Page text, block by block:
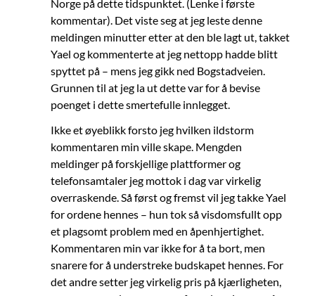
Norge på dette tidspunktet. (Lenke i første
kommentar). Det viste seg at jeg leste denne
meldingen minutter etter at den ble lagt ut, takket
Yael og kommenterte at jeg nettopp hadde blitt
spyttet på – mens jeg gikk ned Bogstadveien.
Grunnen til at jeg la ut dette var for å bevise
poenget i dette smertefulle innlegget.
Ikke et øyeblikk forsto jeg hvilken ildstorm
kommentaren min ville skape. Mengden
meldinger på forskjellige plattformer og
telefonsamtaler jeg mottok i dag var virkelig
overraskende. Så først og fremst vil jeg takke Yael
for ordene hennes – hun tok så visdomsfullt opp
et plagsomt problem med en åpenhjertighet.
Kommentaren min var ikke for å ta bort, men
snarere for å understreke budskapet hennes. For
det andre setter jeg virkelig pris på kjærligheten,